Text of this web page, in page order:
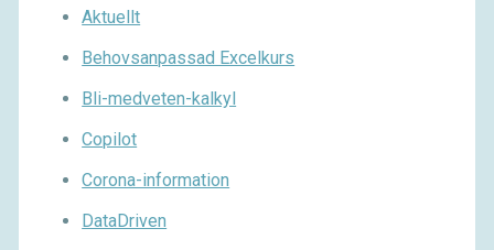
Aktuellt
Behovsanpassad Excelkurs
Bli-medveten-kalkyl
Copilot
Corona-information
DataDriven